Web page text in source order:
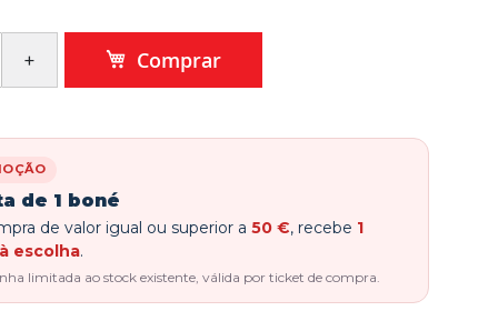
Comprar
de 1 boné
de valor igual ou superior a 50 €, recebe 1
escolha.
limitada ao stock existente, válida por ticket de compra.